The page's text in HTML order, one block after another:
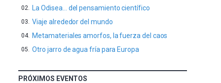
La Odisea… del pensamiento científico
Viaje alrededor del mundo
Metamateriales amorfos, la fuerza del caos
Otro jarro de agua fría para Europa
PRÓXIMOS EVENTOS